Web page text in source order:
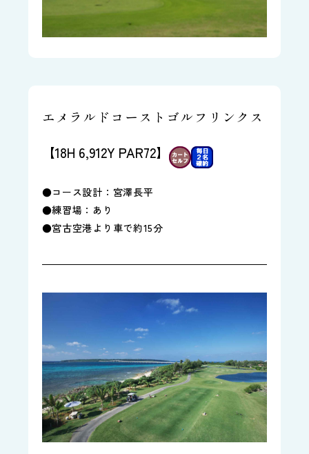
エメラルドコーストゴルフリンクス
【18H 6,912Y PAR72】
●コース設計：宮澤長平
●練習場：あり
●宮古空港より車で約15分